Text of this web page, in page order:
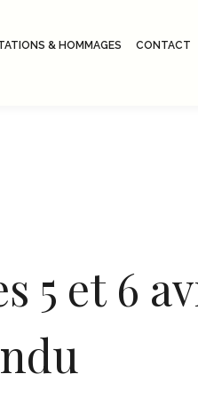
& HOMMAGES CONTACT
5 et 6